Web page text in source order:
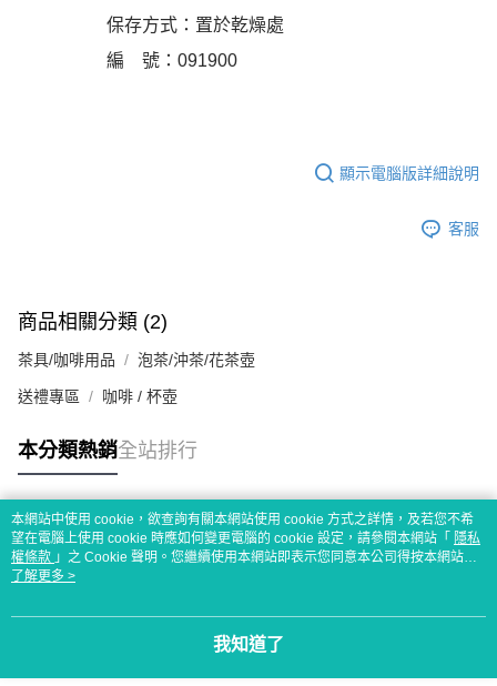
保存方式：置於乾燥處
編 號：091900
顯示電腦版詳細說明
客服
商品相關分類 (2)
茶具/咖啡用品 泡茶/沖茶/花茶壺
送禮專區 咖啡 / 杯壺
本分類熱銷全站排行
熱門標籤
本網站中使用 cookie，欲查詢有關本網站使用 cookie 方式之詳情，及若您不希
望在電腦上使用 cookie 時應如何變更電腦的 cookie 設定，請參閱本網站「 隱私
權條款 」之 Cookie 聲明。您繼續使用本網站即表示您同意本公司得按本網站使
用條款之 Cookie 聲明使用 cookie。
了解更多 >
我知道了